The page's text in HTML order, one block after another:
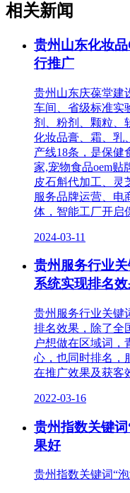
相关新闻
贵州山东化妆
行推广
贵州山东庆葆堂建
车间、省级标准实
剂、粉剂、颗粒、
化妆品膏、霜、乳
产线18条，是保健
家,宠物食品oem贴
皮石斛代加工、灵
服务品牌运营、电
体，智能工厂开启
2024-03-11
贵州服务行业
系统实现排名
贵州服务行业关键
排名效果，除了全
户想做在区域词，
心，​也同时排名，
在推广效果及获客
2022-03-16
贵州指数关键
果好
贵州指数关键词“